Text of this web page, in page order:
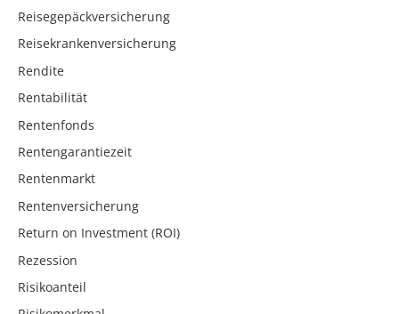
Reisegepäckversicherung
Reisekrankenversicherung
Rendite
Rentabilität
Rentenfonds
Rentengarantiezeit
Rentenmarkt
Rentenversicherung
Return on Investment (ROI)
Rezession
Risikoanteil